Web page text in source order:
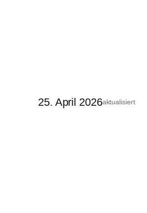
25. April 2026aktualisiert